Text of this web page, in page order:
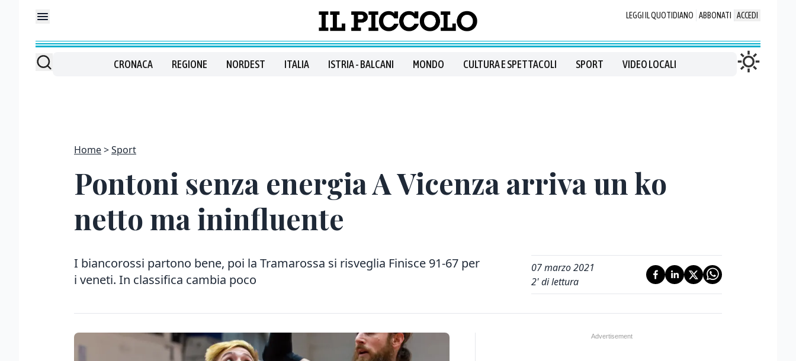
LEGGI IL QUOTIDIANO ABBONATI ACCEDI
CRONACA REGIONE NORDEST ITALIA ISTRIA - BALCANI MONDO CULTURA E SPETTACOLI SPORT VIDEO LOCALI
Home Sport
Pontoni senza energia A Vicenza arriva un ko
netto ma ininfluente
I biancorossi partono bene, poi la Tramarossa si risveglia Finisce 91-67 per
i veneti. In classifica cambia poco
07 marzo 2021
2' di lettura